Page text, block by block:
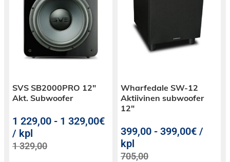
SVS SB2000PRO 12″
Akt. Subwoofer
1 229,00 - 1 329,00€
/ kpl
1 329,00
Wharfedale SW-12
Aktiivinen subwoofer
12″
399,00 -399,00€ /
kpl
705,00